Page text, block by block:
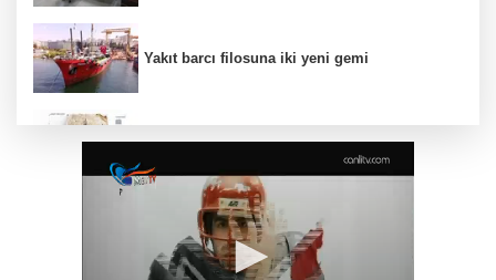
Yakıt barcı filosuna iki yeni gemi
Türkiye ile Vietnam arasında 'hava'da yeni
dönem... Sefer kapasitesi artırıldı